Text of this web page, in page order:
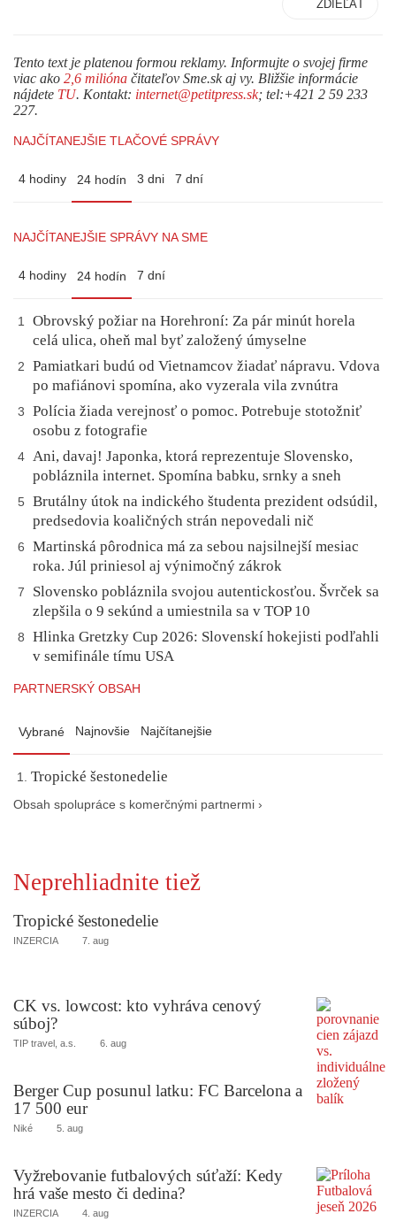
ZDIEĽAŤ
Tento text je platenou formou reklamy. Informujte o svojej firme
viac ako 2,6 milióna čitateľov Sme.sk aj vy. Bližšie informácie
nájdete TU. Kontakt: internet@petitpress.sk; tel:+421 2 59 233
227.
NAJČÍTANEJŠIE TLAČOVÉ SPRÁVY
4 hodiny 24 hodín 3 dni 7 dní
NAJČÍTANEJŠIE SPRÁVY NA SME
4 hodiny 24 hodín 7 dní
1
Obrovský požiar na Horehroní: Za pár minút horela
celá ulica, oheň mal byť založený úmyselne
2
Pamiatkari budú od Vietnamcov žiadať nápravu. Vdova
po mafiánovi spomína, ako vyzerala vila zvnútra
3
Polícia žiada verejnosť o pomoc. Potrebuje stotožniť
osobu z fotografie
4 Ani, davaj! Japonka, ktorá reprezentuje Slovensko,
pobláznila internet. Spomína babku, srnky a sneh
5
Brutálny útok na indického študenta prezident odsúdil,
predsedovia koaličných strán nepovedali nič
6
Martinská pôrodnica má za sebou najsilnejší mesiac
roka. Júl priniesol aj výnimočný zákrok
7
Slovensko pobláznila svojou autentickosťou. Švrček sa
zlepšila o 9 sekúnd a umiestnila sa v TOP 10
8
Hlinka Gretzky Cup 2026: Slovenskí hokejisti podľahli
v semifinále tímu USA
PARTNERSKÝ OBSAH
Vybrané Najnovšie Najčítanejšie
Tropické šestonedelie
Obsah spolupráce s komerčnými partnermi ›
Neprehliadnite tiež
Tropické šestonedelie
INZERCIA 7. aug
CK vs. lowcost: kto vyhráva cenový
súboj?
TIP travel, a.s. 6. aug
Berger Cup posunul latku: FC Barcelona a
17 500 eur
Niké 5. aug
Vyžrebovanie futbalových súťaží: Kedy
hrá vaše mesto či dedina?
INZERCIA 4. aug